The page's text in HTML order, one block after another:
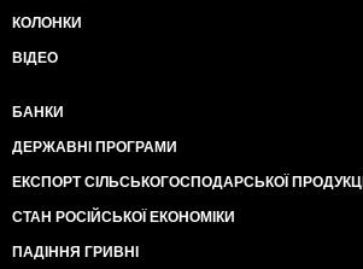
КОЛОНКИ
ВІДЕО
БАНКИ
ДЕРЖАВНІ ПРОГРАМИ
ЕКСПОРТ СІЛЬСЬКОГОСПОДАРСЬКОЇ ПРОДУКЦІЇ
СТАН РОСІЙСЬКОЇ ЕКОНОМІКИ
ПАДІННЯ ГРИВНІ